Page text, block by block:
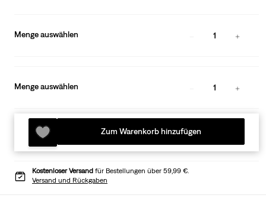
Menge auswählen 1
Menge auswählen 1
Zum Warenkorb hinzufügen
Kostenloser Versand für Bestellungen über 59,99 €.
Versand und Rückgaben